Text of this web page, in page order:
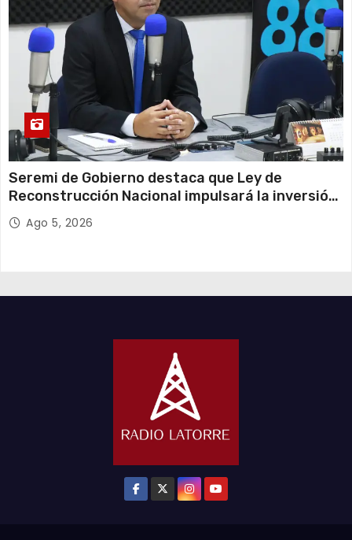
Seremi de Gobierno destaca que Ley de
Reconstrucción Nacional impulsará la inversión
y el empleo en Tarapacá
Ago 5, 2026